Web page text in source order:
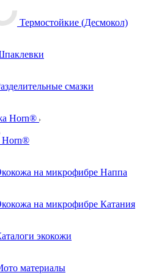
Термостойкие (Десмокол)
смазки
Horn®
Horn®
на микрофибре Наппа
на микрофибре Катания
экокожи
материалы